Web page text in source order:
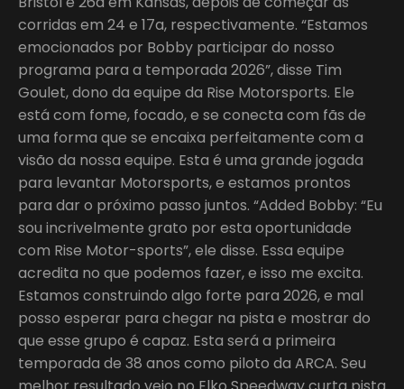
corridas em 24 e 17a, respectivamente. “Estamos
emocionados por Bobby participar do nosso
programa para a temporada 2026”, disse Tim
Goulet, dono da equipe da Rise Motorsports. Ele
está com fome, focado, e se conecta com fãs de
uma forma que se encaixa perfeitamente com a
visão da nossa equipe. Esta é uma grande jogada
para levantar Motorsports, e estamos prontos
para dar o próximo passo juntos. “Added Bobby: “Eu
sou incrivelmente grato por esta oportunidade
com Rise Motor-sports”, ele disse. Essa equipe
acredita no que podemos fazer, e isso me excita.
Estamos construindo algo forte para 2026, e mal
posso esperar para chegar na pista e mostrar do
que esse grupo é capaz. Esta será a primeira
temporada de 38 anos como piloto da ARCA. Seu